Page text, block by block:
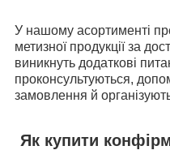
У нашому асортименті
метизної продукції за
виникнуть додаткові
проконсультуються,
замовлення й
Як купити